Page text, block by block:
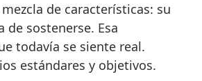
de características: su
de sostenerse. Esa
todavía se siente real.
estándares y objetivos.